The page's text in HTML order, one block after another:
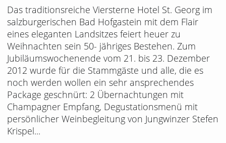
2241
views
Kommentare
likes
favorites
Das traditionsreiche Viersterne Hotel St. Georg im
salzburgerischen Bad Hofgastein mit dem Flair
eines eleganten Landsitzes feiert heuer zu
Weihnachten sein 50- jähriges Bestehen. Zum
Jubiläumswochenende vom 21. bis 23. Dezember
2012 wurde für die Stammgäste und alle, die es
noch werden wollen ein sehr ansprechendes
Package geschnürt: 2 Übernachtungen mit
Champagner Empfang, Degustationsmenü mit
persönlicher Weinbegleitung von Jungwinzer Stefen
Krispel...